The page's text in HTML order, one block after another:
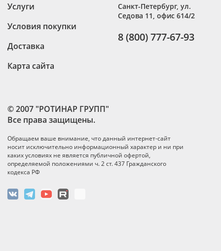
© 2007 "РОТИНАР ГРУПП"
Все права защищены.
Обращаем ваше внимание, что данный интернет-сайт
носит исключительно информационный характер и ни при
каких условиях не является публичной офертой,
определяемой положениями ч. 2 ст. 437 Гражданского
кодекса РФ
Услуги
Условия покупки
Доставка
Карта сайта
Санкт-Петербург, ул.
Седова 11, офис 614/2
8 (800) 777-67-93